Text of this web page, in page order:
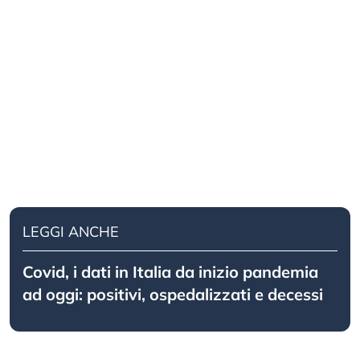
LEGGI ANCHE
Covid, i dati in Italia da inizio pandemia
ad oggi: positivi, ospedalizzati e decessi